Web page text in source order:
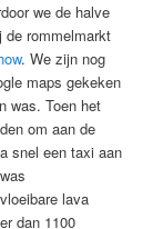
we de halve
de rommelmarkt
. We zijn nog
maps gekeken
was. Toen het
om aan de
snel een taxi aan
lava
dan 1100